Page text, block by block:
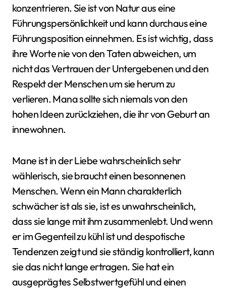
konzentrieren. Sie ist von Natur aus eine
Führungspersönlichkeit und kann durchaus eine
Führungsposition einnehmen. Es ist wichtig, dass
ihre Worte nie von den Taten abweichen, um
nicht das Vertrauen der Untergebenen und den
Respekt der Menschen um sie herum zu
verlieren. Mana sollte sich niemals von den
hohen Ideen zurückziehen, die ihr von Geburt an
innewohnen.
Mane ist in der Liebe wahrscheinlich sehr
wählerisch, sie braucht einen besonnenen
Menschen. Wenn ein Mann charakterlich
schwächer ist als sie, ist es unwahrscheinlich,
dass sie lange mit ihm zusammenlebt. Und wenn
er im Gegenteil zu kühl ist und despotische
Tendenzen zeigt und sie ständig kontrolliert, kann
sie das nicht lange ertragen. Sie hat ein
ausgeprägtes Selbstwertgefühl und einen